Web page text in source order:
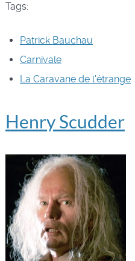
Tags:
Patrick Bauchau
Carnivale
La Caravane de l'étrange
Henry Scudder